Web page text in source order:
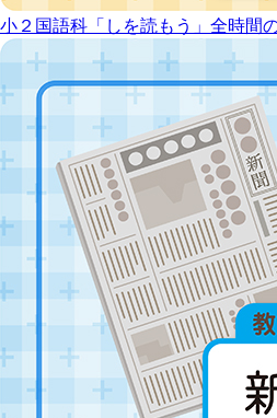
小２国語科「しを読もう」全時間